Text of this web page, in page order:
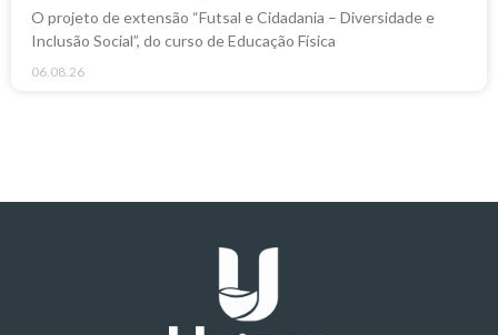
O projeto de extensão “Futsal e Cidadania – Diversidade e
Inclusão Social”, do curso de Educação Física
06.08.26